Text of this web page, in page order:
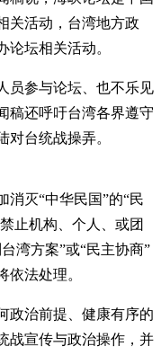
关活动，台湾地方政
论坛相关活动。
员参与论坛、也不乐见
稿还呼吁台湾各界遵守
台统战操弄。
消灭“中华民国”的“民
止机构、个人、或团
湾方案”或“民主协商”
依法处理。
政治前提、健康有序的
战宣传与政治操作，并